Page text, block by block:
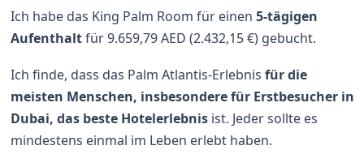
Ich habe das King Palm Room für einen5-tägigen
Aufenthaltfür 9.659,79 AED (2.432,15 €) gebucht.
Ich finde, dass das Palm Atlantis-Erlebnisfür die
meisten Menschen, insbesondere für Erstbesucher in
Dubai, das beste Hotelerlebnis ist. Jeder sollte es
mindestens einmal im Leben erlebt haben.